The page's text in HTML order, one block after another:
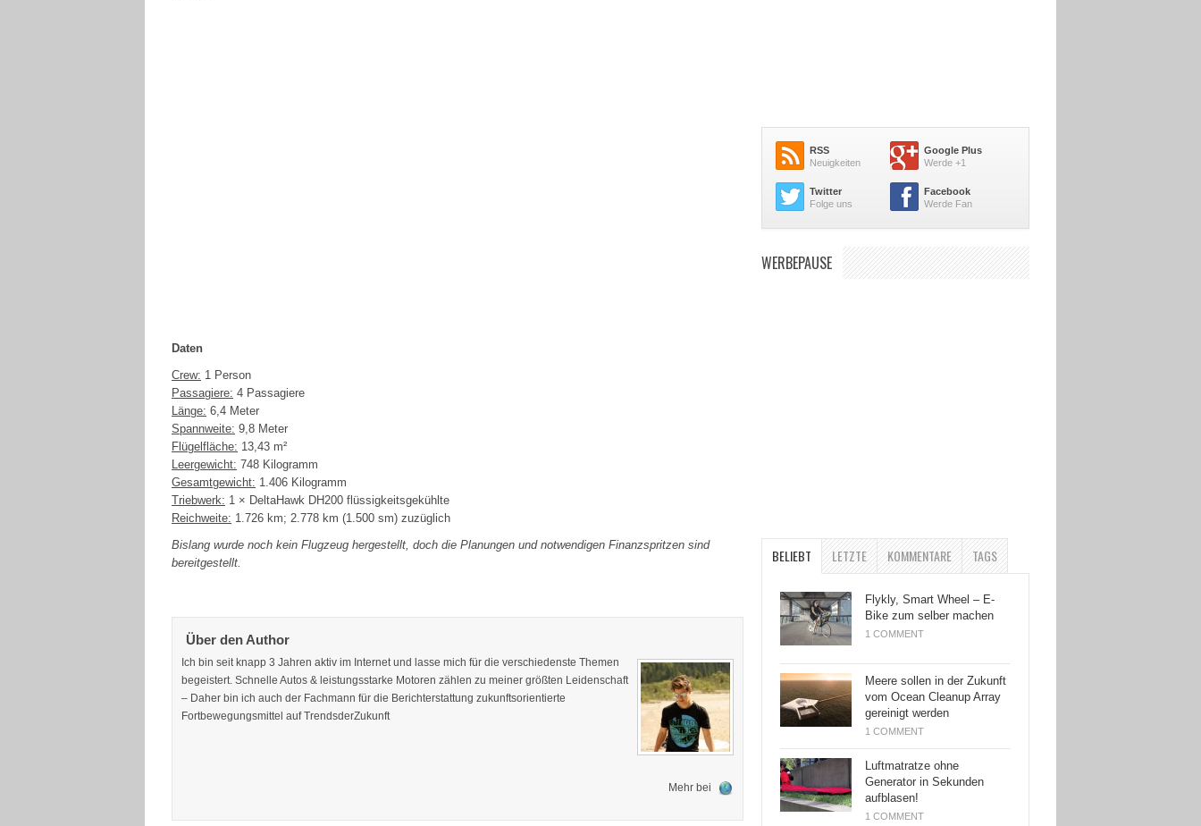
Daten
Crew: 1 Person
Passagiere: 4 Passagiere
Länge: 6,4 Meter
Spannweite: 9,8 Meter
Flügelfläche: 13,43 m²
Leergewicht: 748 Kilogramm
Gesamtgewicht: 1.406 Kilogramm
Triebwerk: 1 × DeltaHawk DH200 flüssigkeitsgekühlte
Reichweite: 1.726 km; 2.778 km (1.500 sm) zuzüglich
Bislang wurde noch kein Flugzeug hergestellt, doch die Planungen und notwendigen Finanzspritzen sind
bereitgestellt.
Über den Author
Ich bin seit knapp 3 Jahren aktiv im Internet und lasse mich für die verschiedenste Themen
begeistert. Schnelle Autos & leistungsstarke Motoren zählen zu meiner größten Leidenschaft
– Daher bin ich auch der Fachmann für die Berichterstattung zukunftsorientierte
Fortbewegungsmittel auf TrendsderZukunft
Mehr bei
RSS
Neuigkeiten
Google Plus
Werde +1
Twitter
Folge uns
Facebook
Werde Fan
WERBEPAUSE
BELIEBT LETZTE KOMMENTARE TAGS
Flykly, Smart Wheel – E-
Bike zum selber machen
1 COMMENT
Meere sollen in der Zukunft
vom Ocean Cleanup Array
gereinigt werden
1 COMMENT
Luftmatratze ohne
Generator in Sekunden
aufblasen!
1 COMMENT